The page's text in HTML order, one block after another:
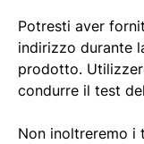
Potresti aver
indirizzo durante
prodotto.
condurre il test
Non inoltreremo i